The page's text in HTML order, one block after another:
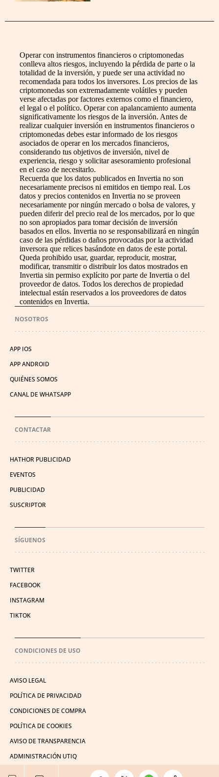
Operar con instrumentos financieros o criptomonedas
conlleva altos riesgos, incluyendo la pérdida de parte o la
totalidad de la inversión, y puede ser una actividad no
recomendada para todos los inversores. Los precios de las
criptomonedas son extremadamente volátiles y pueden
verse afectadas por factores externos como el financiero,
el legal o el político. Operar con apalancamiento aumenta
significativamente los riesgos de la inversión. Antes de
realizar cualquier inversión en instrumentos financieros o
criptomonedas debes estar informado de los riesgos
asociados de operar en los mercados financieros,
considerando tus objetivos de inversión, nivel de
experiencia, riesgo y solicitar asesoramiento profesional
en el caso de necesitarlo.
Recuerda que los datos publicados en Invertia no son
necesariamente precisos ni emitidos en tiempo real. Los
datos y precios contenidos en Invertia no se proveen
necesariamente por ningún mercado o bolsa de valores, y
pueden diferir del precio real de los mercados, por lo que
no son apropiados para tomar decisión de inversión
basados en ellos. Invertia no se responsabilizará en ningún
caso de las pérdidas o daños provocadas por la actividad
inversora que relices basándote en datos de este portal.
Queda prohibido usar, guardar, reproducir, mostrar,
modificar, transmitir o distribuir los datos mostrados en
Invertia sin permiso explícito por parte de Invertia o del
proveedor de datos. Todos los derechos de propiedad
intelectual están reservados a los proveedores de datos
contenidos en Invertia.
NOSOTROS
APP IOS
APP ANDROID
QUIÉNES SOMOS
CANAL DE WHATSAPP
CONTACTAR
HATHOR PUBLICIDAD
EVENTOS
PUBLICIDAD
SUSCRIPTOR
SÍGUENOS
TWITTER
FACEBOOK
INSTAGRAM
TIKTOK
CONDICIONES DE USO
AVISO LEGAL
POLÍTICA DE PRIVACIDAD
CONDICIONES DE COMPRA
POLÍTICA DE COOKIES
AVISO DE TRANSPARENCIA
ADMINISTRACIÓN UTIQ